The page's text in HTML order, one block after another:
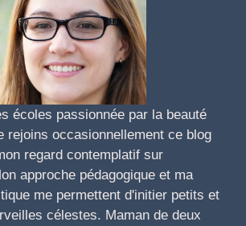
écoles passionnée par la beauté
rejoins occasionnellement ce blog
regard contemplatif sur
approche pédagogique et ma
me permettent d'initier petits et
célestes. Maman de deux